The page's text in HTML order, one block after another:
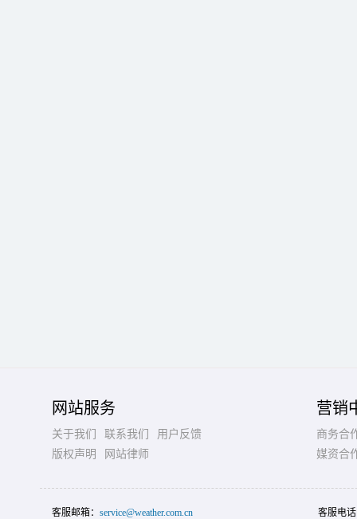
网站服务
关于我们 联系我们
用户反馈
版权声明
网站律师
营销
商务合
媒资合
客服邮箱： service@weather.com.cn 客服电